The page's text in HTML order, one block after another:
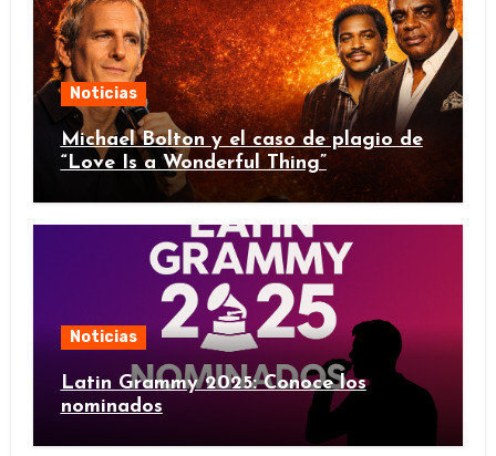
Noticias
Michael Bolton y el caso de plagio de
“Love Is a Wonderful Thing”
Noticias
Latin Grammy 2025: Conoce los
nominados